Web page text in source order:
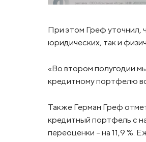
При этом Греф уточнил,
юридических, так и
«Во втором полугодии
кредитному портфелю
Также Герман Греф
кредитный портфель с
переоценки – на 11,9 %.